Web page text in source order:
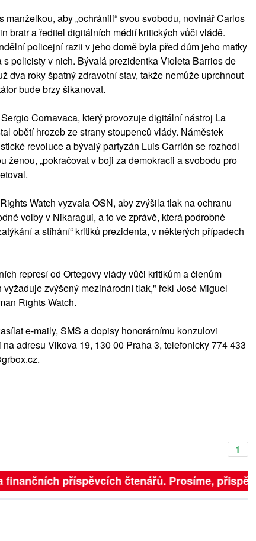
manželkou, aby „ochránili“ svou svobodu, novinář Carlos
bratr a ředitel digitálních médií kritických vůči vládě.
policejní razii v jeho domě byla před dům jeho matky
policisty v nich. Bývalá prezidentka Violeta Barrios de
dva roky špatný zdravotní stav, takže nemůže uprchnout
bude brzy šikanovat.
Cornavaca, který provozuje digitální nástroj La
obětí hrozeb ze strany stoupenců vlády. Náměstek
revoluce a bývalý partyzán Luis Carrión se rozhodl
ženou, „pokračovat v boji za demokracii a svobodu pro
Watch vyzvala OSN, aby zvýšila tlak na ochranu
volby v Nikaragui, a to ve zprávě, která podrobně
a stíhání“ kritiků prezidenta, v některých případech
represí od Ortegovy vlády vůči kritikům a členům
zvýšený mezinárodní tlak," řekl José Miguel
Rights Watch.
e-maily, SMS a dopisy honorárnímu konzulovi
adresu Vlkova 19, 130 00 Praha 3, telefonicky 774 433
1
příspěvcích čtenářů. Prosíme, přispějte. ➥